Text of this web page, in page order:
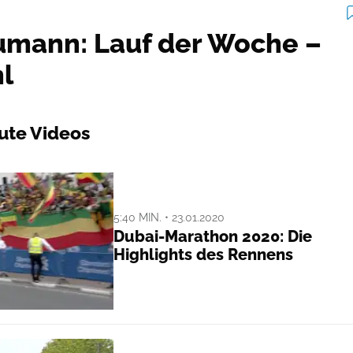
Lauf der Woche –
Videos
5:40 MIN. • 23.01.2020
Dubai-Marathon 2020: Die
Highlights des Rennens